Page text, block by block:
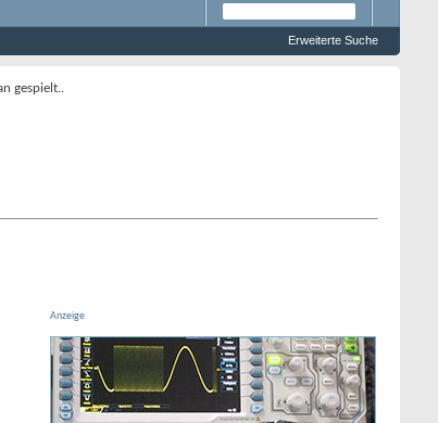
Erweiterte Suche
gespielt..
Anzeige